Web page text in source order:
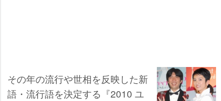
その年の流行や世相を反映した新
語・流行語を決定する『2010 ユ